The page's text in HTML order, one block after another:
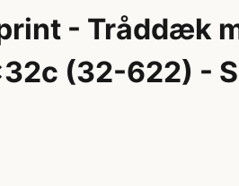
- Tråddæk
(32-622) -